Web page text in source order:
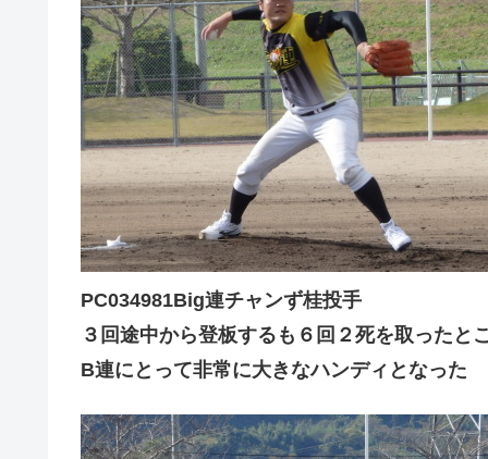
PC034981Big連チャンず桂投手
３回途中から登板するも６回２死を取ったと
B連にとって非常に大きなハンディとなった